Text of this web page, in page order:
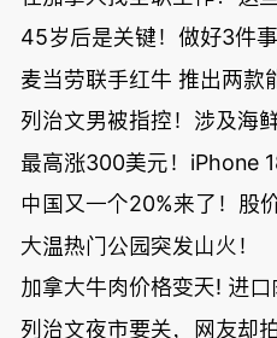
45岁后是关键！做好3件
麦当劳联手红牛 推出两款
列治文男被指控！涉及海
最高涨300美元！iPhone
中国又一个20%来了！股
大温热门公园突发山火！
加拿大牛肉价格变天! 进口
列治文夜市要关，网友却